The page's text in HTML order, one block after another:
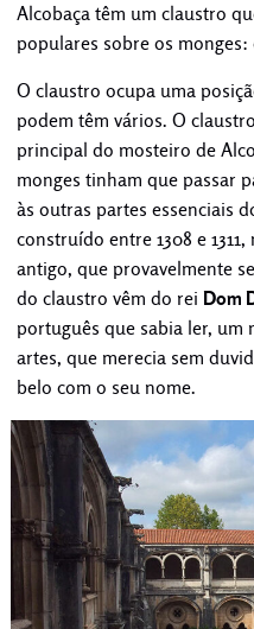
Alcobaça têm um claustro
populares sobre os monges:
O claustro ocupa uma
podem têm vários. O
principal do mosteiro de
monges tinham que passar
às outras partes essenciais
construído entre 1308 e
antigo, que provavelmente
do claustro vêm do rei Dom
português que sabia ler, um
artes, que merecia sem
belo com o seu nome.